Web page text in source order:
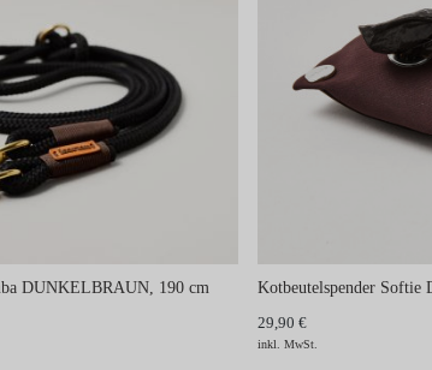
DUNKELBRAUN, 190 cm
Kotbeutelspender
29,90 €
inkl. MwSt.